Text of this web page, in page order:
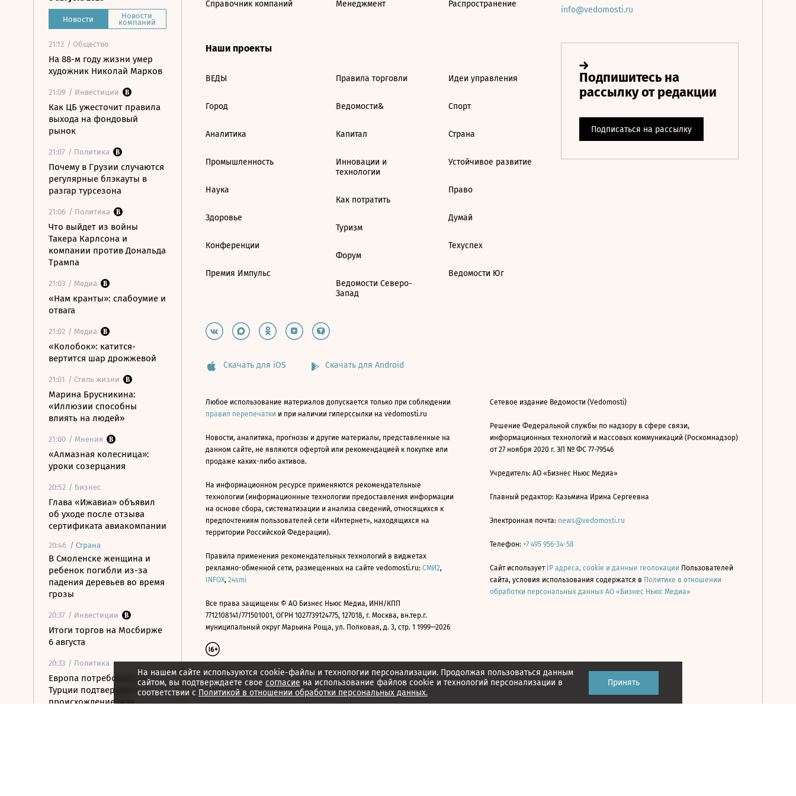
Новости Новости
компаний
21:12 / Общество
На 88-м году жизни умер
художник Николай Марков
21:09 / Инвестиции
Как ЦБ ужесточит правила
выхода на фондовый
рынок
21:07 / Политика
Почему в Грузии случаются
регулярные блэкауты в
разгар турсезона
21:06 / Политика
Что выйдет из войны
Такера Карлсона и
компании против Дональда
Трампа
21:03 / Медиа
«Нам кранты»: слабоумие и
отвага
21:02 / Медиа
«Колобок»: катится-
вертится шар дрожжевой
21:01 / Стиль жизни
Марина Брусникина:
«Иллюзии способны
влиять на людей»
21:00 / Мнения
«Алмазная колесница»:
уроки созерцания
20:52 / Бизнес
Глава «Ижавиа» объявил
об уходе после отзыва
сертификата авиакомпании
20:46 / Страна
В Смоленске женщина и
ребенок погибли из-за
падения деревьев во время
грозы
20:37 / Инвестиции
Итоги торгов на Мосбирже
6 августа
20:33 / Политика
Европа потребовала от
Турции подтверждать
происхождение газа
На нашем сайте используются cookie-файлы и технологии персонализации. Продолжая пользоваться данным
сайтом, вы подтверждаете свое согласие на использование файлов cookie и технологий персонализации в
соответствии с Политикой в отношении обработки персональных данных.
Принять
Справочник компаний Менеджмент Распространение
Наши проекты
ВЕДЫ
Город
Аналитика
Промышленность
Наука
Здоровье
Конференции
Премия Импульс
Правила торговли
Ведомости&
Капитал
Инновации и
технологии
Как потратить
Туризм
Форум
Ведомости Северо-
Запад
Идеи управления
Спорт
Страна
Устойчивое развитие
Право
Думай
Техуспех
Ведомости Юг
info@vedomosti.ru
Скачать для iOS Скачать для Android
Любое использование материалов допускается только при соблюдении
правил перепечатки и при наличии гиперссылки на vedomosti.ru
Новости, аналитика, прогнозы и другие материалы, представленные на
данном сайте, не являются офертой или рекомендацией к покупке или
продаже каких-либо активов.
На информационном ресурсе применяются рекомендательные
технологии (информационные технологии предоставления информации
на основе сбора, систематизации и анализа сведений, относящихся к
предпочтениям пользователей сети «Интернет», находящихся на
территории Российской Федерации).
Правила применения рекомендательных технологий в виджетах
рекламно-обменной сети, размещенных на сайте vedomosti.ru: СМИ2,
INFOX, 24smi
Все права защищены © АО Бизнес Ньюс Медиа, ИНН/КПП
7712108141/771501001, ОГРН 1027739124775, 127018, г. Москва, вн.тер.г.
муниципальный округ Марьина Роща, ул. Полковая, д. 3, стр. 1 1999—2026
Сетевое издание Ведомости (Vedomosti)
Решение Федеральной службы по надзору в сфере связи,
информационных технологий и массовых коммуникаций (Роскомнадзор)
от 27 ноября 2020 г. ЭЛ № ФС 77-79546
Учредитель: АО «Бизнес Ньюс Медиа»
Главный редактор: Казьмина Ирина Сергеевна
Электронная почта: news@vedomosti.ru
Телефон: +7 495 956-34-58
Сайт использует IP адреса, cookie и данные геолокации Пользователей
сайта, условия использования содержатся в Политике в отношении
обработки персональных данных АО «Бизнес Ньюс Медиа»